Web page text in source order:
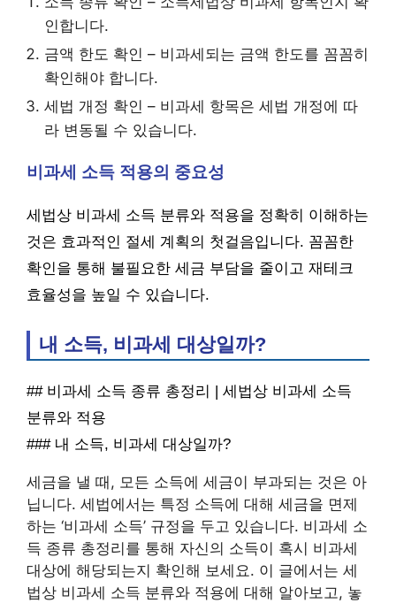
인합니다.
금액 한도 확인 – 비과세되는 금액 한도를 꼼꼼히
확인해야 합니다.
세법 개정 확인 – 비과세 항목은 세법 개정에 따
라 변동될 수 있습니다.
비과세 소득 적용의 중요성
세법상 비과세 소득 분류와 적용을 정확히 이해하는
것은 효과적인 절세 계획의 첫걸음입니다. 꼼꼼한
확인을 통해 불필요한 세금 부담을 줄이고 재테크
효율성을 높일 수 있습니다.
내 소득, 비과세 대상일까?
## 비과세 소득 종류 총정리 | 세법상 비과세 소득
분류와 적용
### 내 소득, 비과세 대상일까?
세금을 낼 때, 모든 소득에 세금이 부과되는 것은 아
닙니다. 세법에서는 특정 소득에 대해 세금을 면제
하는 ‘비과세 소득’ 규정을 두고 있습니다. 비과세 소
득 종류 총정리를 통해 자신의 소득이 혹시 비과세
대상에 해당되는지 확인해 보세요. 이 글에서는 세
법상 비과세 소득 분류와 적용에 대해 알아보고, 놓